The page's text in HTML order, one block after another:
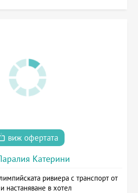
виж офертата
Катерини
ривиера с транспорт от
настаняване в хотел